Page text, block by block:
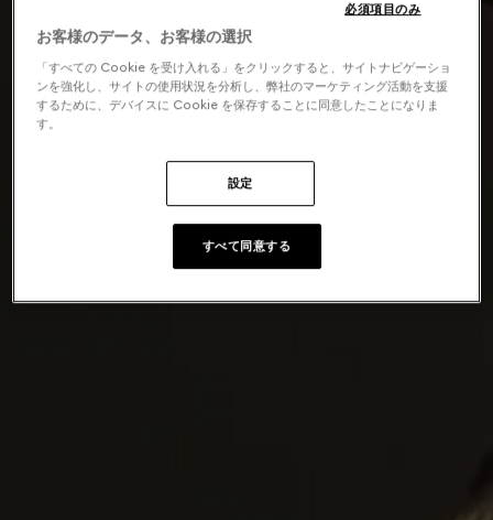
お客様のデータ、お客様の選択
「すべての Cookie を受け入れる」をクリックすると、サイトナビゲーショ
ンを強化し、サイトの使用状況を分析し、弊社のマーケティング活動を支援
するために、デバイスに Cookie を保存することに同意したことになりま
す。
設定
必須項目のみ
すべて同意する